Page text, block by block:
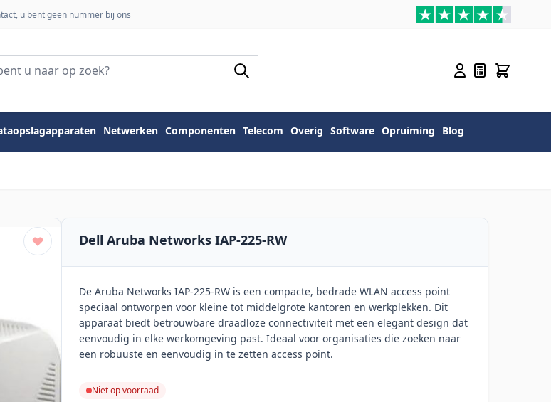
u bent geen nummer bij ons
Netwerken Componenten Telecom Overig Software Opruiming Blog
Dell Aruba Networks IAP-225-RW
De Aruba Networks IAP-225-RW is een compacte, bedrade WLAN access point
speciaal ontworpen voor kleine tot middelgrote kantoren en werkplekken. Dit
apparaat biedt betrouwbare draadloze connectiviteit met een elegant design dat
eenvoudig in elke werkomgeving past. Ideaal voor organisaties die zoeken naar
een robuuste en eenvoudig in te zetten access point.
Niet op voorraad